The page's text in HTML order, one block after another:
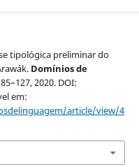
tipológica preliminar do
Domínios de
2020. DOI:
em:
article/view/4